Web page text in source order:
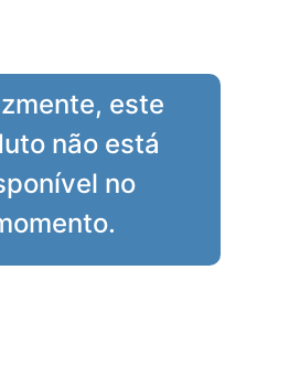
este
não está
no